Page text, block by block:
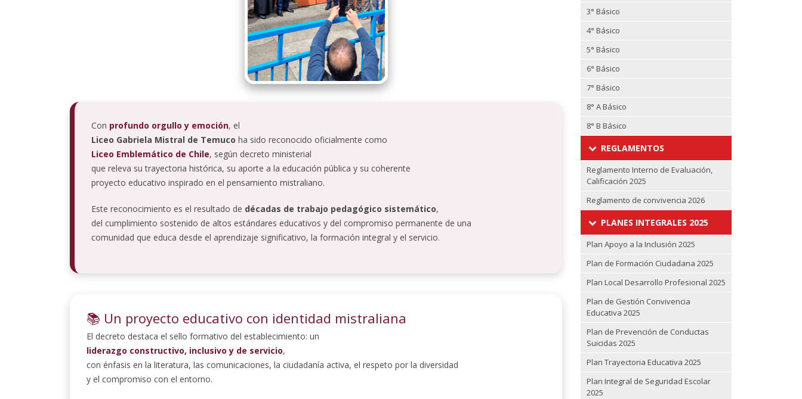
Con profundo orgullo y emoción, el
Liceo Gabriela Mistral de Temuco ha sido reconocido oficialmente como
Liceo Emblemático de Chile, según decreto ministerial
que releva su trayectoria histórica, su aporte a la educación pública y su coherente
proyecto educativo inspirado en el pensamiento mistraliano.
Este reconocimiento es el resultado de décadas de trabajo pedagógico sistemático,
del cumplimiento sostenido de altos estándares educativos y del compromiso permanente de una
comunidad que educa desde el aprendizaje significativo, la formación integral y el servicio.
📚 Un proyecto educativo con identidad mistraliana
El decreto destaca el sello formativo del establecimiento: un
liderazgo constructivo, inclusivo y de servicio,
con énfasis en la literatura, las comunicaciones, la ciudadanía activa, el respeto por la diversidad
y el compromiso con el entorno.
3° Básico
4° Básico
5° Básico
6° Básico
7° Básico
8° A Básico
8° B Básico
REGLAMENTOS
Reglamento Interno de Evaluación,
Calificación 2025
Reglamento de convivencia 2026
PLANES INTEGRALES 2025
Plan Apoyo a la Inclusión 2025
Plan de Formación Ciudadana 2025
Plan Local Desarrollo Profesional 2025
Plan de Gestión Convivencia
Educativa 2025
Plan de Prevención de Conductas
Suicidas 2025
Plan Trayectoria Educativa 2025
Plan Integral de Seguridad Escolar
2025